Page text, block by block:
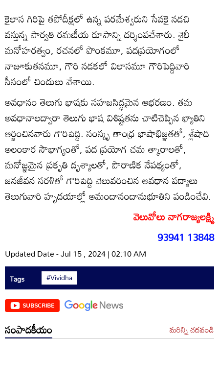
కైలాస గిరిపై తపోదీక్షలో ఉన్న పరమేశ్వరుని సేవకై నడచి
వస్తున్న పార్వతి రమణీయ రూపాన్ని దర్శింపచేశారు. శైలీ
మనోహరత్వం, రచనలో పొంకమూ, పదప్రయోగంలో
నాజూకుతనమూ, గౌరి నడకలో విలాసమూ గౌరిపెద్దివారి
సీసంలో చిందులు వేశాయి.
అవధానం తెలుగు భాషకు సహజసిద్ధమైన ఆభరణం. తమ
అవధానాలద్వారా తెలుగు భాష విశిష్టతను చాటిచెప్పిన ఖ్యాతిని
ఆర్జించినవారు గౌరిపెద్ది. సంస్కృ తాంధ్ర భాషాభిజ్ఞతతో, శ్లేషాది
అలంకార సౌభాగ్యంతో, పద ప్రయోగ చమ త్కారాలతో,
మనోజ్ఞమైన ప్రకృతి దృశ్యాలతో, పౌరాణిక నేపథ్యంతో,
జనజీవన సరళితో గౌరిపెద్ది వెలువరించిన అవధాన పద్యాలు
తెలుగువారి హృదయాల్లో అమందానందానుభూతిని పండించేవి.
వెలువోలు నాగరాజ్యలక్ష్మి
93941 13848
Updated Date - Jul 15 , 2024 | 02:10 AM
Tags #Vividha
SUBSCRIBE
సంపాదకీయం మరిన్ని చదవండి